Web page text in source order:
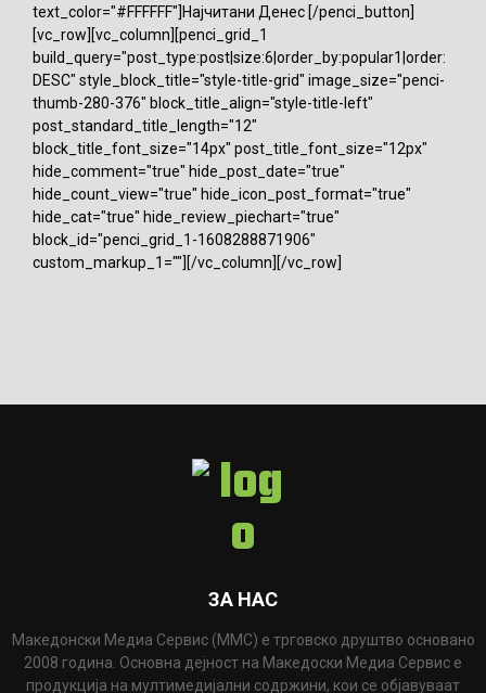
text_color="#FFFFFF"]Најчитани Денес [/penci_button]
[vc_row][vc_column][penci_grid_1
build_query="post_type:post|size:6|order_by:popular1|order:
DESC" style_block_title="style-title-grid" image_size="penci-
thumb-280-376" block_title_align="style-title-left"
post_standard_title_length="12"
block_title_font_size="14px" post_title_font_size="12px"
hide_comment="true" hide_post_date="true"
hide_count_view="true" hide_icon_post_format="true"
hide_cat="true" hide_review_piechart="true"
block_id="penci_grid_1-1608288871906"
custom_markup_1=""][/vc_column][/vc_row]
ЗА НАС
Македонски Медиа Сервис (ММС) е трговско друштво основано
2008 година. Основна дејност на Македоски Медиа Сервис е
продукција на мултимедијални содржини, кои се објавуваат